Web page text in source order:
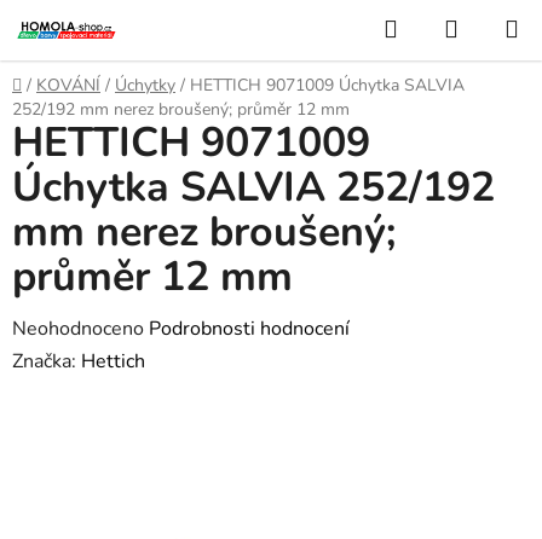
na
obsah
Hledat
KOŠÍK
Domů
/ KOVÁNÍ / Úchytky / HETTICH 9071009 Úchytka SALVIA
252/192 mm nerez broušený; průměr 12 mm
HETTICH 9071009
Úchytka SALVIA 252/192
mm nerez broušený;
průměr 12 mm
Průměrné
hodnocení
Neohodnoceno Podrobnosti hodnocení
Značka: Hettich